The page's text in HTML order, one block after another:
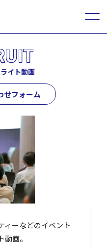
イト動画
せフォーム
ィーなどのイベント
画。